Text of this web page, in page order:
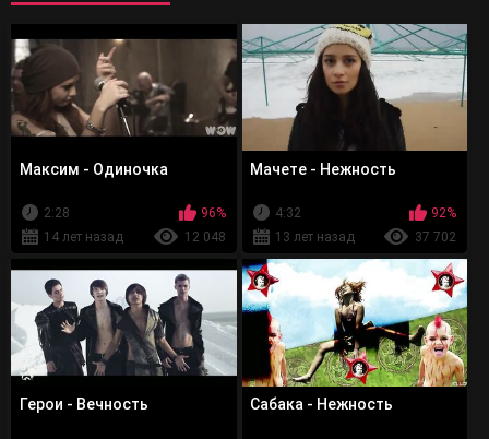
Максим - Одиночка
2:28
96%
14 лет назад
12 048
Мачете - Нежность
4:32
92%
13 лет назад
37 702
Герои - Вечность Сабака - Нежность